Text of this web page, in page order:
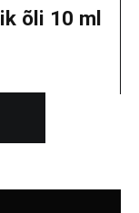
õli 10 ml